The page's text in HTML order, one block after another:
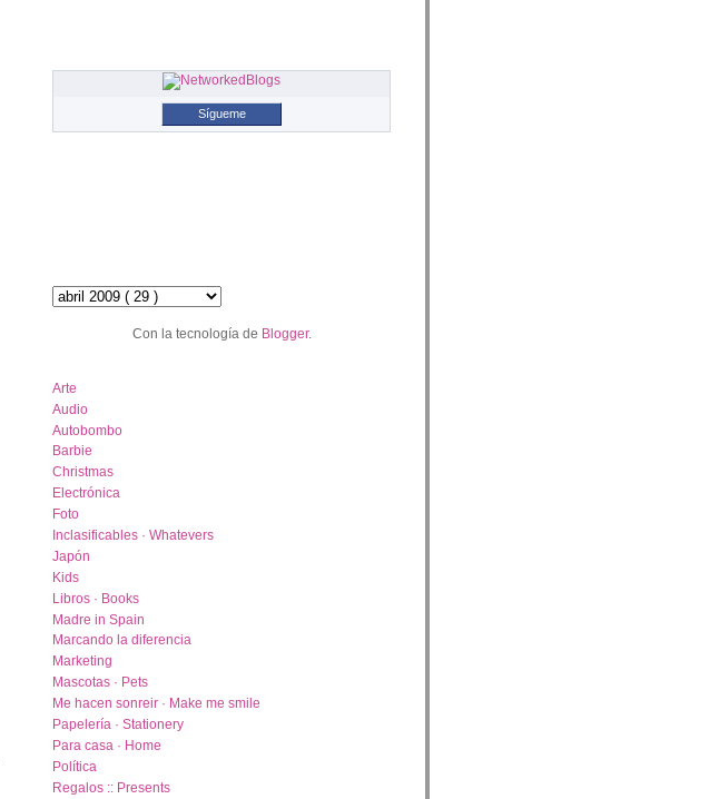
Sígueme
Con la tecnología de Blogger.
Arte
Audio
Autobombo
Barbie
Christmas
Electrónica
Foto
Inclasificables · Whatevers
Japón
Kids
Libros · Books
Madre in Spain
Marcando la diferencia
Marketing
Mascotas · Pets
Me hacen sonreir · Make me smile
Papelería · Stationery
Para casa · Home
Política
Regalos :: Presents